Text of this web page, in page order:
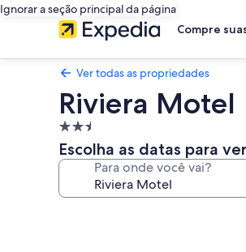
Ignorar a seção principal da página
Compre
Ver todas as propriedades
Riviera Motel
Propriedade
2.5
estrelas
Escolha as datas para
Para onde você vai?